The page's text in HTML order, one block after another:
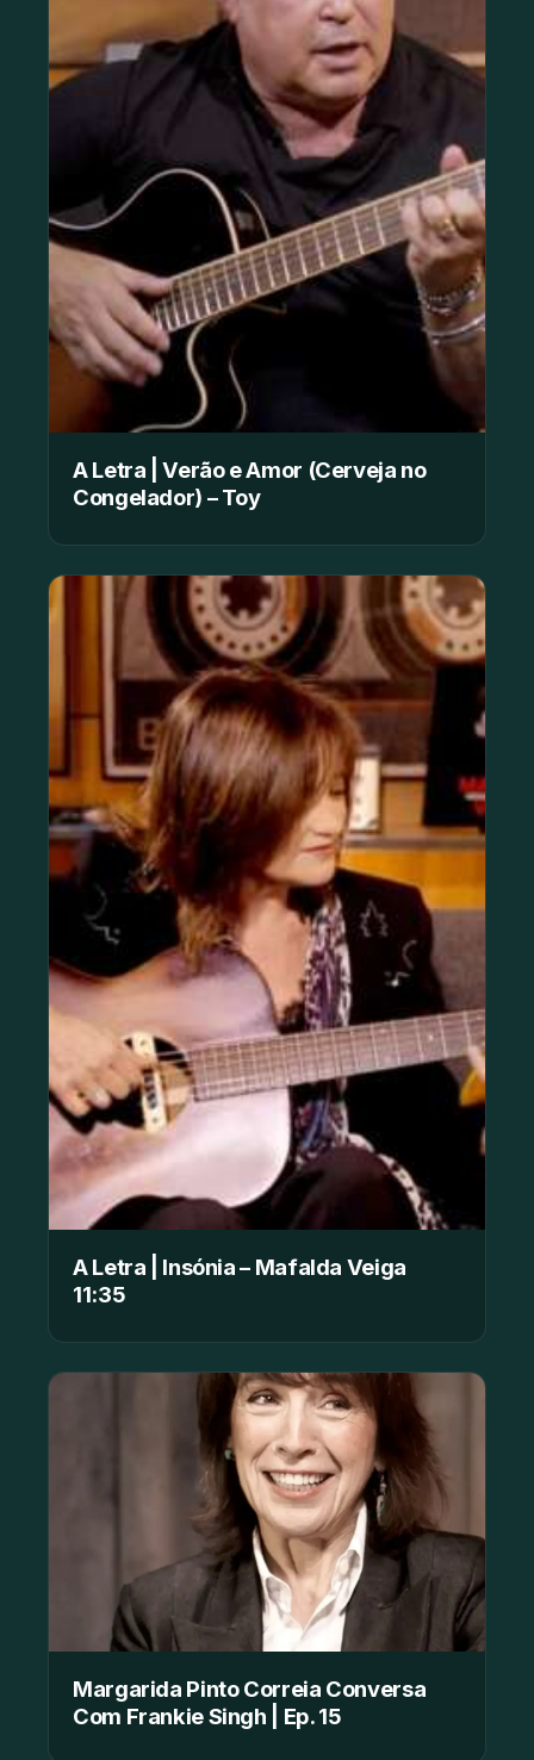
A Letra | Verão e Amor (Cerveja no
Congelador) – Toy
A Letra | Insónia – Mafalda Veiga
11:35
Margarida Pinto Correia Conversa
Com Frankie Singh | Ep. 15